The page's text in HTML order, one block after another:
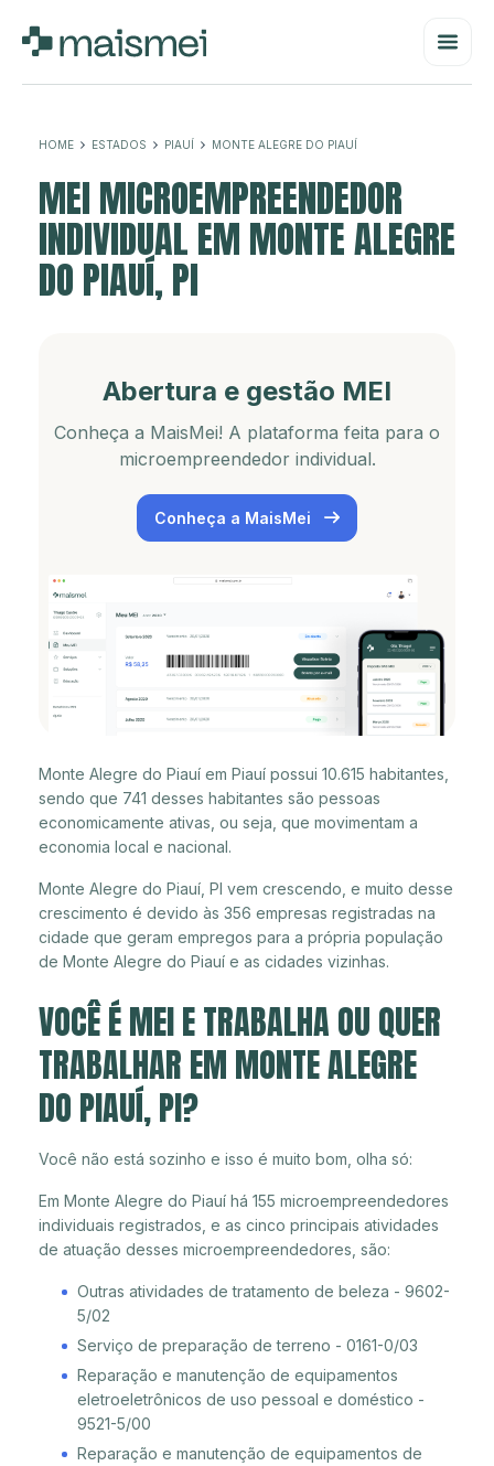
HOME ESTADOS PIAUÍ MONTE ALEGRE DO PIAUÍ
MEI MICROEMPREENDEDOR
INDIVIDUAL EM MONTE ALEGRE
DO PIAUÍ, PI
Abertura e gestão MEI
Conheça a MaisMei! A plataforma feita para o
microempreendedor individual.
Conheça a MaisMei
Monte Alegre do Piauí em Piauí possui 10.615 habitantes,
sendo que 741 desses habitantes são pessoas
economicamente ativas, ou seja, que movimentam a
economia local e nacional.
Monte Alegre do Piauí, PI vem crescendo, e muito desse
crescimento é devido às 356 empresas registradas na
cidade que geram empregos para a própria população
de Monte Alegre do Piauí e as cidades vizinhas.
VOCÊ É MEI E TRABALHA OU QUER
TRABALHAR EM MONTE ALEGRE
DO PIAUÍ, PI?
Você não está sozinho e isso é muito bom, olha só:
Em Monte Alegre do Piauí há 155 microempreendedores
individuais registrados, e as cinco principais atividades
de atuação desses microempreendedores, são:
Outras atividades de tratamento de beleza - 9602-
5/02
Serviço de preparação de terreno - 0161-0/03
Reparação e manutenção de equipamentos
eletroeletrônicos de uso pessoal e doméstico -
9521-5/00
Reparação e manutenção de equipamentos de